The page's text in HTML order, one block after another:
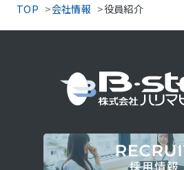
TOP 会社情報 役員紹介